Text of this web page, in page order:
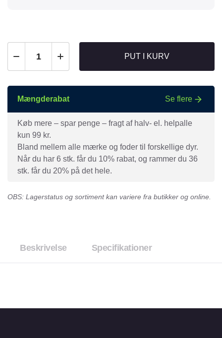
PUT I KURV
Mængderabat Se flere
Køb mere – spar penge – fragt af halv- el. helpalle
kun 99 kr.
Bland mellem alle mærke og foder til forskellige dyr.
Når du har 6 stk. får du 10% rabat, og rammer du 36
stk. får du 20% på det hele.
OBS: Lagerstatus og sortiment kan variere fra butikker og online.
Beskrivelse Specifikationer